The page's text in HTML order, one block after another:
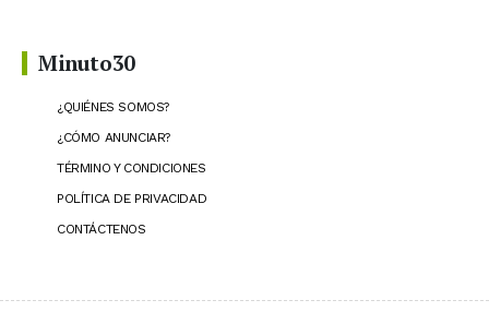
Minuto30
¿QUIÉNES SOMOS?
¿CÓMO ANUNCIAR?
TÉRMINO Y CONDICIONES
POLÍTICA DE PRIVACIDAD
CONTÁCTENOS